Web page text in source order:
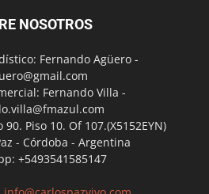
NOSOTROS
Fernando Agüero -
Fernando Villa -
Piso 10. Of 107.(X5152EYN)
- Córdoba - Argentina
+5493541585147